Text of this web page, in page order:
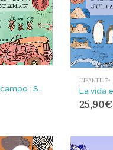
INFANTIL 7+
25,90€